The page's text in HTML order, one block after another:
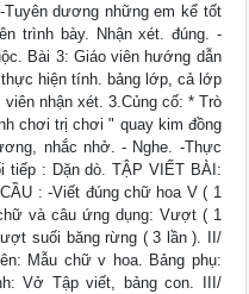
dương những em kể tốt
trình bày. Nhận xét. đúng. -
Bài 3: Giáo viên hướng dẫn
hiện tính. bảng lớp, cả lớp
nhận xét. 3.Củng cố: * Trò
chơi trị chơi " quay kim đồng
nhắc nhở. - Nghe. -Thực
tiếp : Dặn dò. TẬP VIẾT BÀI:
: -Viết đúng chữ hoa V ( 1
và câu ứng dụng: Vượt ( 1
suối băng rừng ( 3 lần ). II/
Mẫu chữ v hoa. Bảng phụ:
Vở Tập viết, bảng con. III/